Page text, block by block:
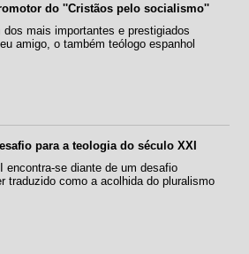
do ''Cristãos pelo socialismo''
dos mais importantes e prestigiados
amigo, o também teólogo espanhol
para a teologia do século XXI
encontra-se diante de um desafio
traduzido como a acolhida do pluralismo